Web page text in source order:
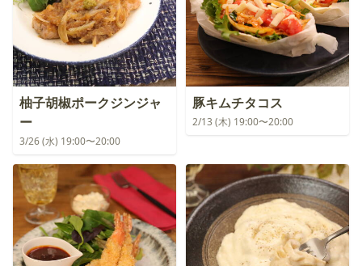
柚子胡椒ポークジンジャ
ー
3/26 (水) 19:00〜20:00
豚キムチタコス
2/13 (木) 19:00〜20:00